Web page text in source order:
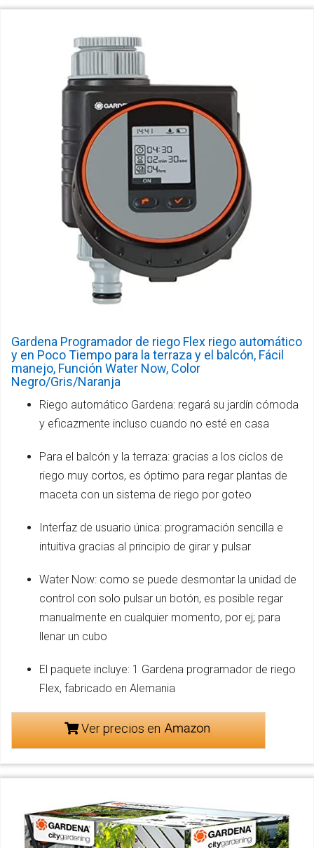
Gardena Programador de riego Flex riego automático
y en Poco Tiempo para la terraza y el balcón, Fácil
manejo, Función Water Now, Color
Negro/Gris/Naranja
Riego automático Gardena: regará su jardín cómoda
y eficazmente incluso cuando no esté en casa
Para el balcón y la terraza: gracias a los ciclos de
riego muy cortos, es óptimo para regar plantas de
maceta con un sistema de riego por goteo
Interfaz de usuario única: programación sencilla e
intuitiva gracias al principio de girar y pulsar
Water Now: como se puede desmontar la unidad de
control con solo pulsar un botón, es posible regar
manualmente en cualquier momento, por ej; para
llenar un cubo
El paquete incluye: 1 Gardena programador de riego
Flex, fabricado en Alemania
Ver precios en